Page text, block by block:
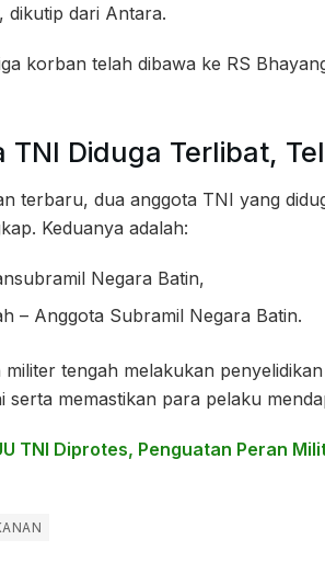
dikutip dari Antara.
korban telah dibawa ke RS
TNI Diduga Terlibat,
terbaru, dua anggota TNI yang
Keduanya adalah:
Negara Batin,
– Anggota Subramil Negara Batin.
militer tengah melakukan
serta memastikan para pelaku
TNI Diprotes, Penguatan Peran